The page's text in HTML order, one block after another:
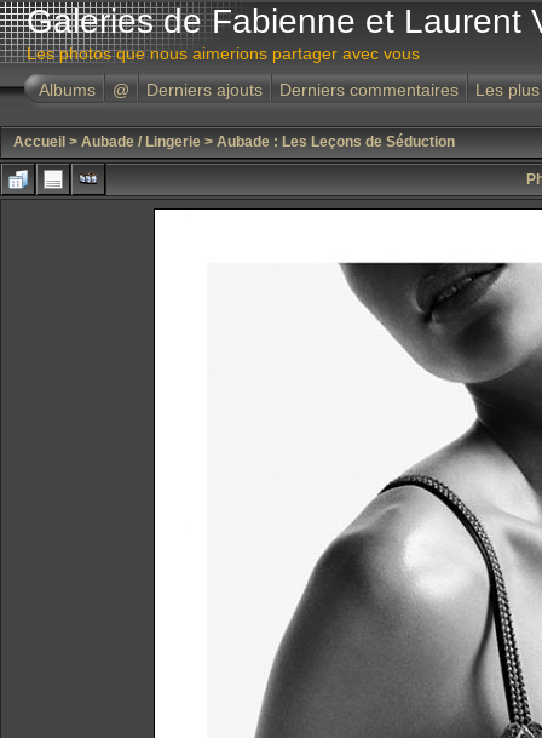
Galeries de Fabienne et Laurent
Les photos que nous aimerions partager avec vous
Albums
@ Derniers ajouts Derniers commentaires Les
Accueil > Aubade / Lingerie > Aubade : Les Leçons de Séduction